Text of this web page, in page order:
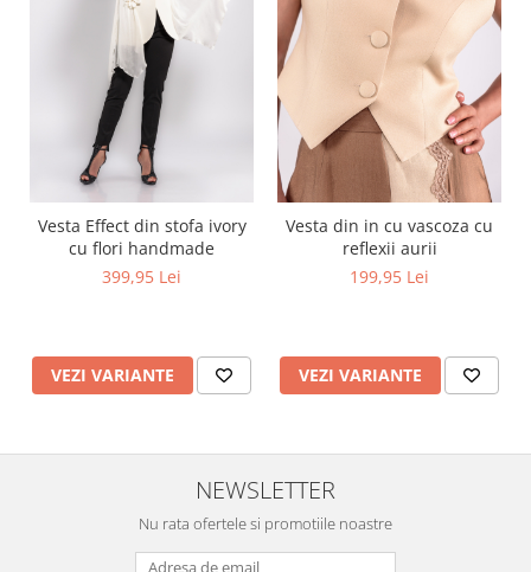
Vesta Effect din stofa ivory
cu flori handmade
399,95 Lei
VEZI VARIANTE
Vesta din in cu vascoza cu
reflexii aurii
199,95 Lei
VEZI VARIANTE
NEWSLETTER
Nu rata ofertele si promotiile noastre